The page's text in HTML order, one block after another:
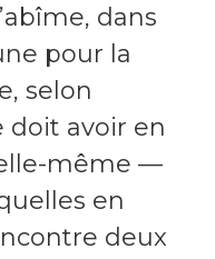
dans
pour la
selon
doit avoir en
même —
en
deux